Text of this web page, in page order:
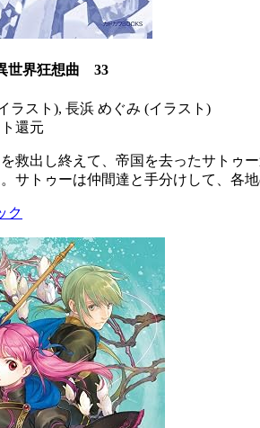
世界狂想曲 33
ラスト), 長浜 めぐみ (イラスト)
還元
救出し終えて、帝国を去ったサトゥ
サトゥーは仲間達と手分けして、各
ク